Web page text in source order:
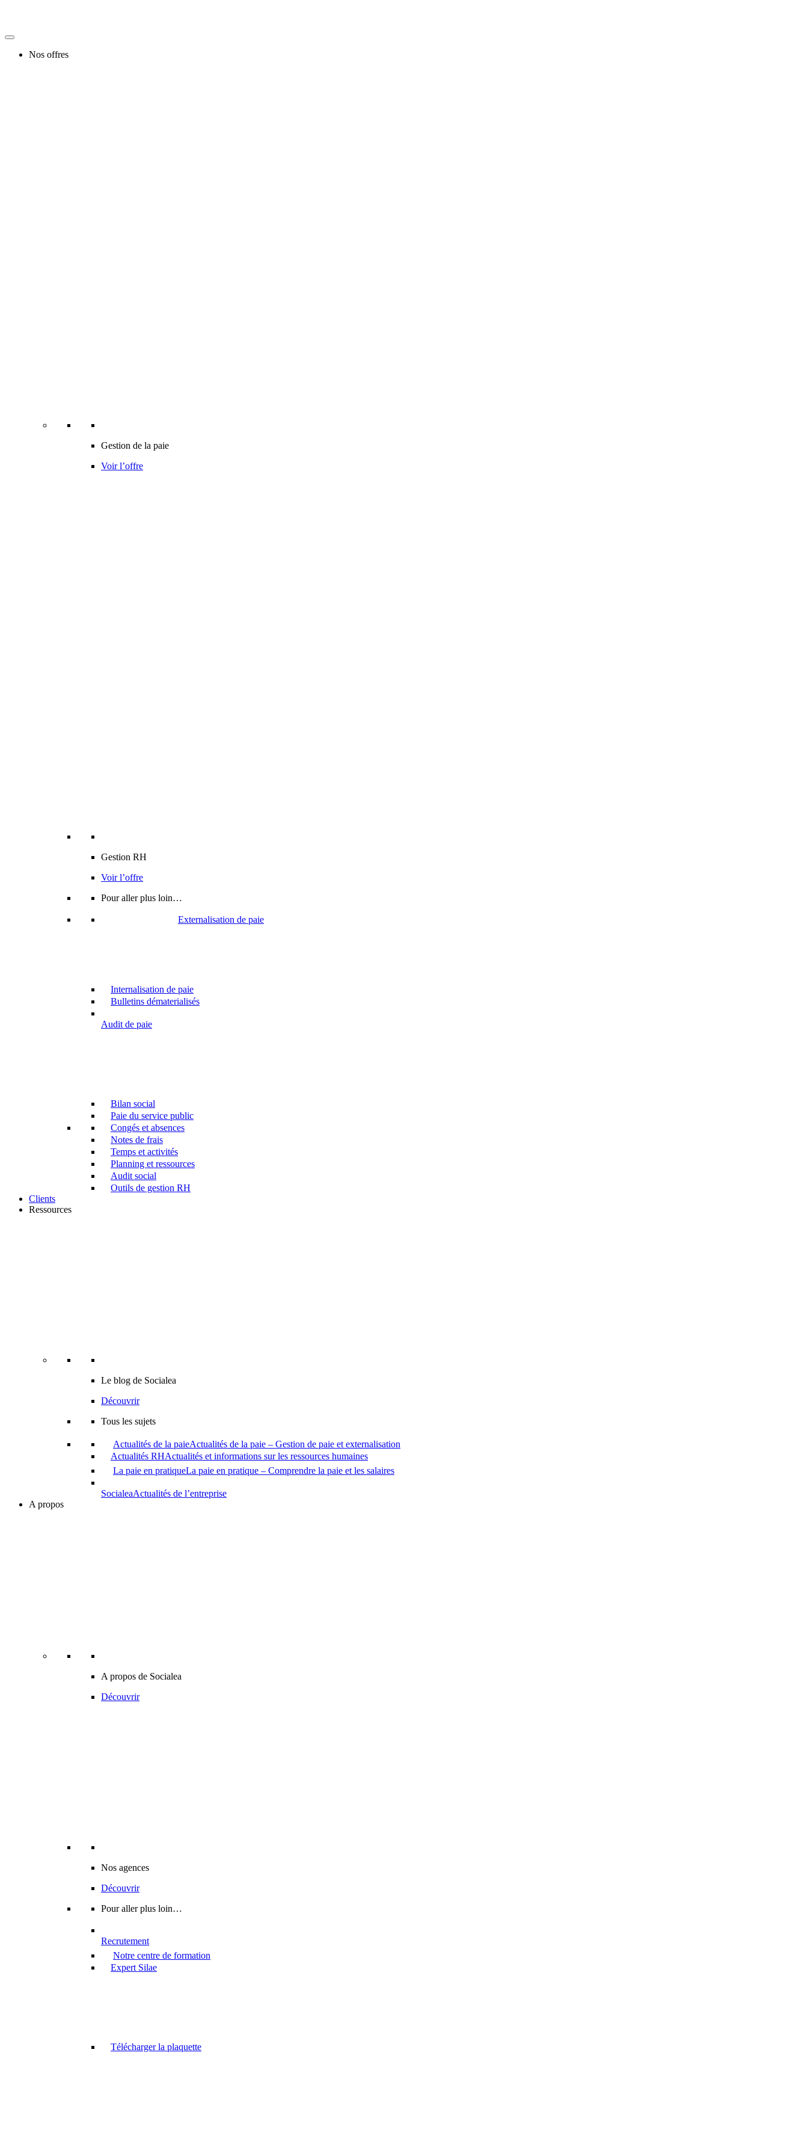
Nos offres
Gestion de la paie
Voir l’offre
Gestion RH
Voir l’offre
Pour aller plus loin…
Externalisation de paie
Internalisation de paie
Bulletins dématerialisés
Audit de paie
Bilan social
Paie du service public
Congés et absences
Notes de frais
Temps et activités
Planning et ressources
Audit social
Outils de gestion RH
Clients
Ressources
Le blog de Socialea
Découvrir
Tous les sujets
Actualités de la paieActualités de la paie – Gestion de paie et externalisation
Actualités RHActualités et informations sur les ressources humaines
La paie en pratiqueLa paie en pratique – Comprendre la paie et les salaires
SocialeaActualités de l’entreprise
A propos
A propos de Socialea
Découvrir
Nos agences
Découvrir
Pour aller plus loin…
Recrutement
Notre centre de formation
Expert Silae
Télécharger la plaquette